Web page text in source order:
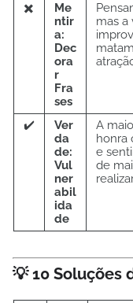
✖️
Me
ntir
a:
Dec
ora
r
Fra
ses
mas
✔️
Ver
da
de:
Vul
ner
abil
ida
de
A
honra
e
de
💡 10 Soluções